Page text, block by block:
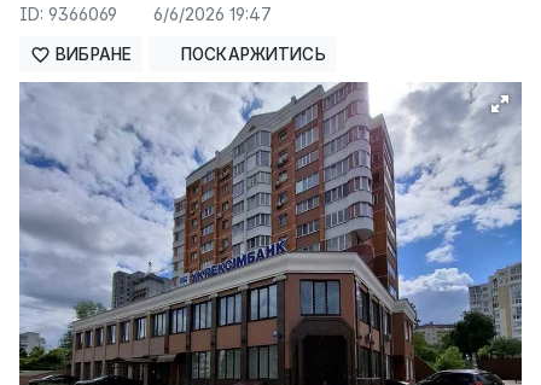
ID: 9366069 6/6/2026 19:47
ВИБРАНЕ ПОСКАРЖИТИСЬ